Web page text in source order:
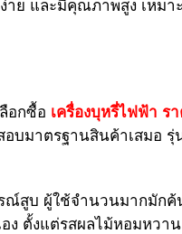
ย และมีคุณภาพสูง เหมา
อกซื้อ เครื่องบุหรี่ไฟฟ้า ร
อบมาตรฐานสินค้าเสมอ
ณ์สูบ ผู้ใช้จำนวนมากมักค้
อง ตั้งแต่รสผลไม้หอมหว